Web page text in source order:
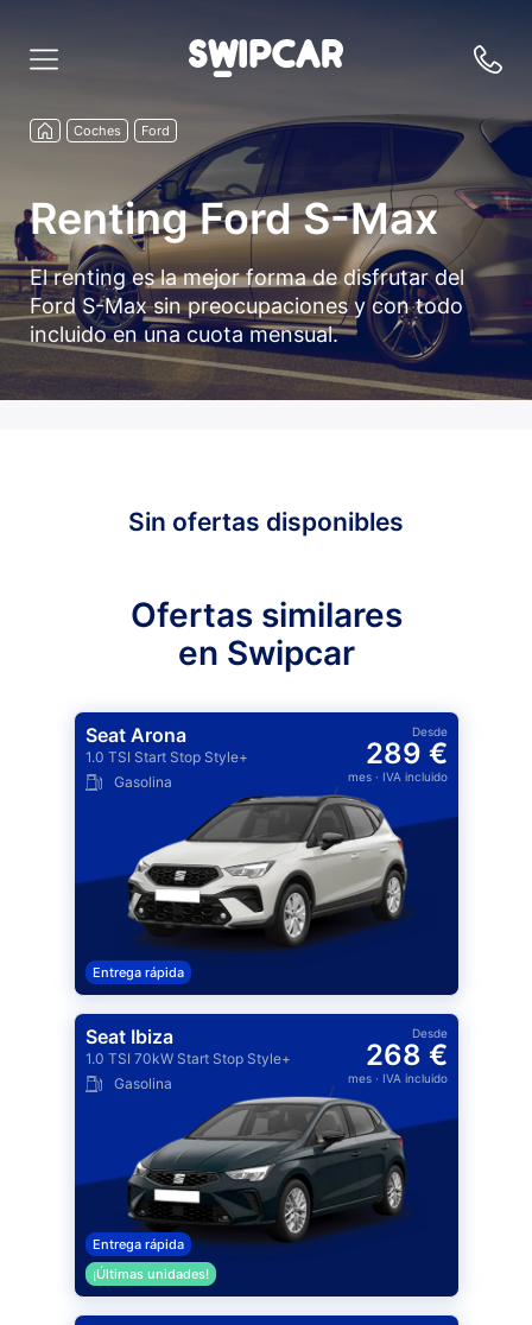
Coches Ford
Renting Ford S-Max
El renting es la mejor forma de disfrutar del
Ford S-Max sin preocupaciones y con todo
incluido en una cuota mensual.
Sin ofertas disponibles
Ofertas similares
en Swipcar
Seat Arona
1.0 TSI Start Stop Style+
Gasolina
Desde
289 €
mes· IVA incluido
Entrega rápida
Seat Ibiza
1.0 TSI 70kW Start Stop Style+
Gasolina
Desde
268 €
mes· IVA incluido
Entrega rápida
¡Últimas unidades!